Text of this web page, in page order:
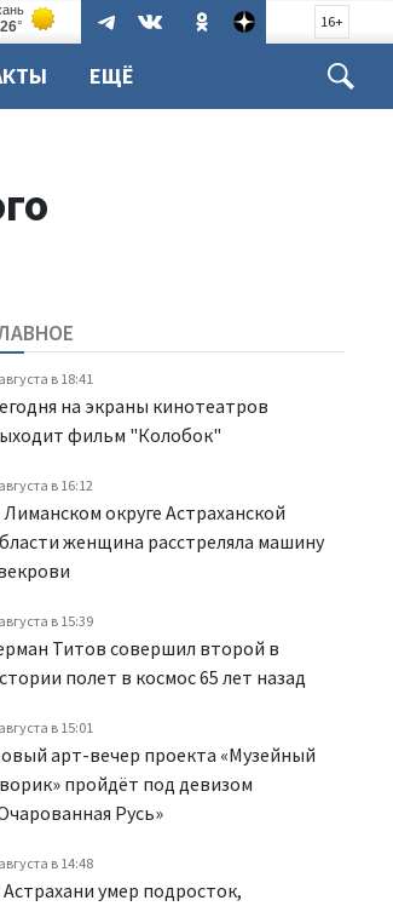
16+
ЕЩЁ
в 18:41
на экраны кинотеатров
фильм "Колобок"
в 16:12
Лиманском округе Астраханской
женщина расстреляла машину
в 15:39
Титов совершил второй в
полет в космос 65 лет назад
в 15:01
арт-вечер проекта «Музейный
пройдёт под девизом
Русь»
в 14:48
Астрахани умер подросток,